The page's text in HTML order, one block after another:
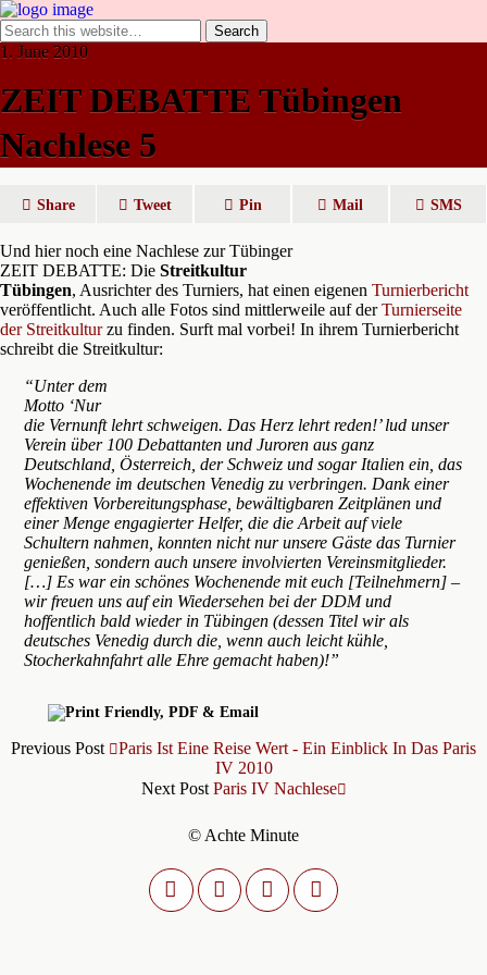
1. June 2010
ZEIT DEBATTE Tübingen
Nachlese 5
Share Tweet Pin Mail SMS
Und hier noch eine Nachlese zur Tübinger
ZEIT DEBATTE: Die Streitkultur
Tübingen, Ausrichter des Turniers, hat einen eigenen Turnierbericht
veröffentlicht. Auch alle Fotos sind mittlerweile auf derTurnierseite
der Streitkulturzu finden. Surft mal vorbei! In ihrem Turnierbericht
schreibt die Streitkultur:
“Unter dem
Motto ‘Nur
die Vernunft lehrt schweigen. Das Herz lehrt reden!’ lud unser
Verein über 100 Debattanten und Juroren aus ganz
Deutschland, Österreich, der Schweiz und sogar Italien ein, das
Wochenende im deutschen Venedig zu verbringen. Dank einer
effektiven Vorbereitungsphase, bewältigbaren Zeitplänen und
einer Menge engagierter Helfer, die die Arbeit auf viele
Schultern nahmen, konnten nicht nur unsere Gäste das Turnier
genießen, sondern auch unsere involvierten Vereinsmitglieder.
[…] Es war ein schönes Wochenende mit euch [Teilnehmern] –
wir freuen uns auf ein Wiedersehen bei der DDM und
hoffentlich bald wieder in Tübingen (dessen Titel wir als
deutsches Venedig durch die, wenn auch leicht kühle,
Stocherkahnfahrt alle Ehre gemacht haben)!”
Previous Post
Paris Ist Eine Reise Wert - Ein Einblick In Das Paris
IV 2010
Next Post Paris IV Nachlese
© Achte Minute